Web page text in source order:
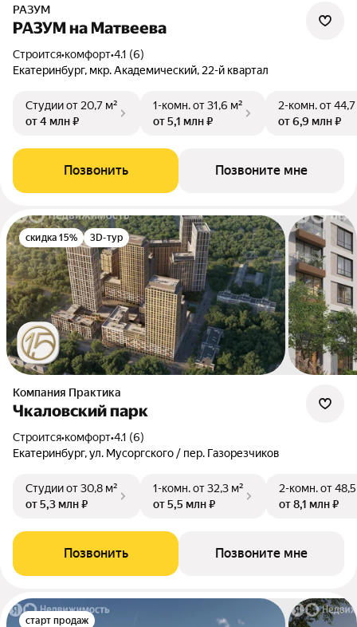
РАЗУМ
РАЗУМ на Матвеева
Строится•комфорт•4.1 (6)
Екатеринбург, мкр. Академический, 22-й квартал
Студииот 20,7 м²
от 4 млн ₽
1-комн.от 31,6 м²
от 5,1 млн ₽
2-комн.от
от 6,9 млн ₽
Позвонить Позвоните мне
скидка 15% 3D-тур
Компания Практика
Чкаловский парк
Строится•комфорт•4.1 (6)
Екатеринбург, ул. Мусоргского / пер. Газорезчиков
Студииот 30,8 м²
от 5,3 млн ₽
1-комн.от 32,3 м²
от 5,5 млн ₽
2-комн.от
от 8,1 млн ₽
Позвонить Позвоните мне
старт продаж